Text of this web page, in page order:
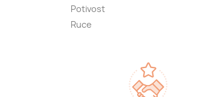
Potivost
Ruce